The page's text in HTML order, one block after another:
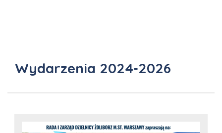
Wydarzenia 2024-2026